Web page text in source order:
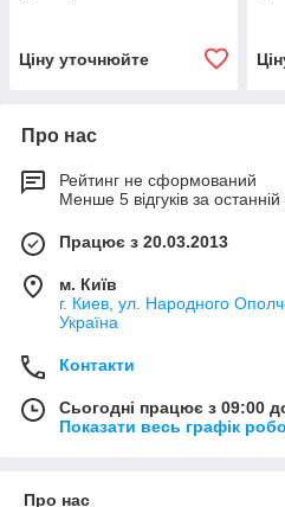
Ціну уточнюйте
Про нас
Рейтинг не сформований
Менше 5 відгуків за останній
Працює з 20.03.2013
м. Київ
г. Киев, ул. Народного
Україна
Контакти
Сьогодні працює з 09:00
Показати весь графік
Про нас